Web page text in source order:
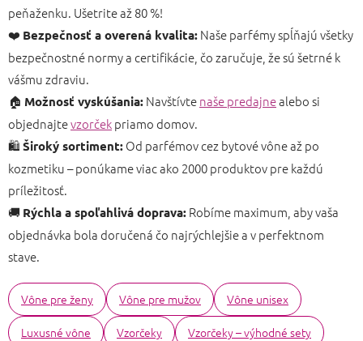
peňaženku. Ušetrite až 80 %!
❤️ Bezpečnosť a overená kvalita: Naše parfémy spĺňajú všetky
bezpečnostné normy a certifikácie, čo zaručuje, že sú šetrné k
vášmu zdraviu.
🏠 Možnosť vyskúšania: Navštívtenaše predajnealebo si
objednajtevzorčekpriamo domov.
🛍️ Široký sortiment: Od parfémov cez bytové vône až po
kozmetiku – ponúkame viac ako 2000 produktov pre každú
príležitosť.
🚚 Rýchla a spoľahlivá doprava: Robíme maximum, aby vaša
objednávka bola doručená čo najrýchlejšie a v perfektnom
stave.
Vône pre ženy Vône pre mužov Vône unisex
Luxusné vône Vzorčeky Vzorčeky – výhodné sety